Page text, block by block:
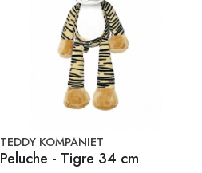
TEDDY KOMPANIET
Peluche - Tigre 34 cm